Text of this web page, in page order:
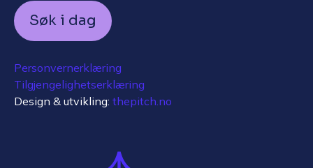
Søk i dag
Personvernerklæring
Tilgjengelighetserklæring
Design & utvikling: thepitch.no